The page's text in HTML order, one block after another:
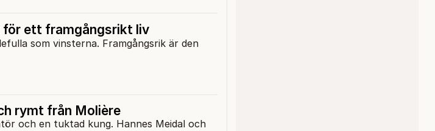
för ett framgångsrikt liv
som vinsterna. Framgångsrik är den
rymt från Molière
och en tuktad kung. Hannes Meidal och